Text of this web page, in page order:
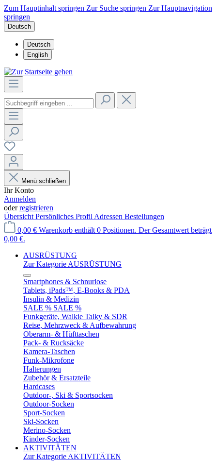
Zum Hauptinhalt springen Zur Suche springen Zur Hauptnavigation
springen
Deutsch
Deutsch
English
Menü schließen
Ihr Konto
Anmelden
oderregistrieren
Übersicht Persönliches Profil Adressen Bestellungen
0,00 € Warenkorb enthält 0 Positionen. Der Gesamtwert beträgt
0,00 €.
AUSRÜSTUNG
Zur Kategorie AUSRÜSTUNG
Smartphones & Schnurlose
Tablets, iPads™, E-Books & PDA
Insulin & Medizin
SALE % SALE %
Funkgeräte, Walkie Talky & SDR
Reise, Mehrzweck & Aufbewahrung
Oberarm- & Hüfttaschen
Pack- & Rucksäcke
Kamera-Taschen
Funk-Mikrofone
Halterungen
Zubehör & Ersatzteile
Hardcases
Outdoor-, Ski & Sportsocken
Outdoor-Socken
Sport-Socken
Ski-Socken
Merino-Socken
Kinder-Socken
AKTIVITÄTEN
Zur Kategorie AKTIVITÄTEN